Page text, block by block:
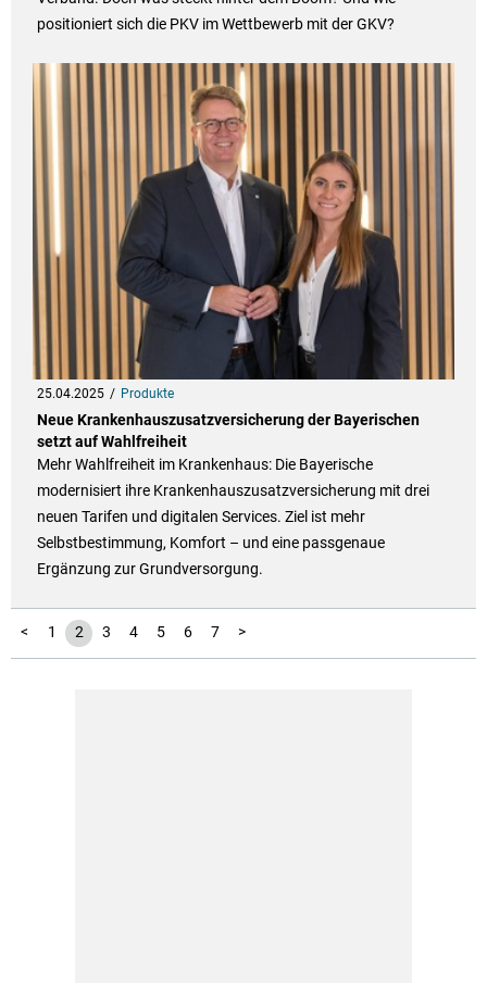
positioniert sich die PKV im Wettbewerb mit der GKV?
25.04.2025 Produkte
Neue Krankenhauszusatzversicherung der Bayerischen
setzt auf Wahlfreiheit
Mehr Wahlfreiheit im Krankenhaus: Die Bayerische
modernisiert ihre Krankenhauszusatzversicherung mit drei
neuen Tarifen und digitalen Services. Ziel ist mehr
Selbstbestimmung, Komfort – und eine passgenaue
Ergänzung zur Grundversorgung.
< 1 2 3 4 5 6 7 >